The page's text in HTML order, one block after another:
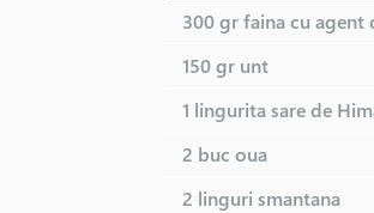
300 grfaina cu agent
150 gr unt
1 linguritasare de
2 buc oua
2 linguri smantana